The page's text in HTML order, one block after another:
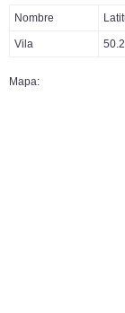
Nombre
Vila
Mapa: